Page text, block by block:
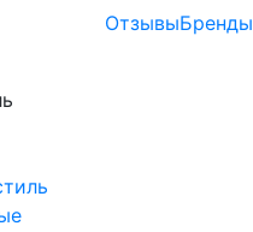
ОтзывыБренды